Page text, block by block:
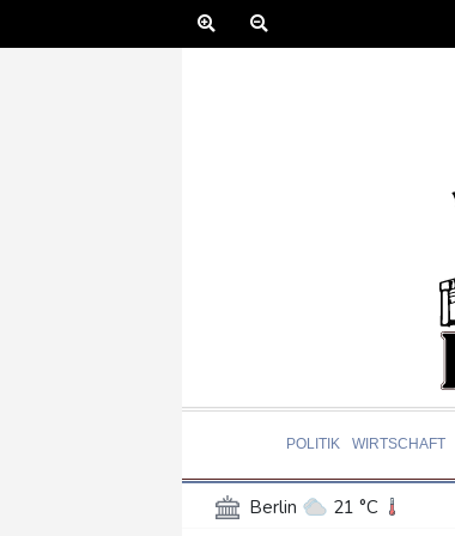
POLITIK WIRTSCHAFT
Berlin 21 °C